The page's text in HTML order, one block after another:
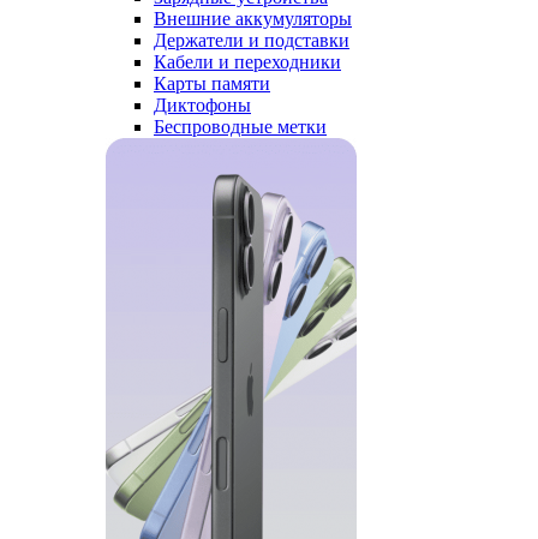
Внешние аккумуляторы
Держатели и подставки
Кабели и переходники
Карты памяти
Диктофоны
Беспроводные метки